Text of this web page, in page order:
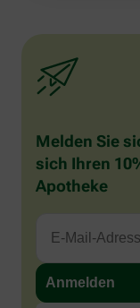
Melden Sie
sich Ihren
Apotheke